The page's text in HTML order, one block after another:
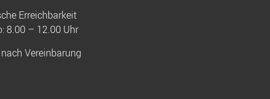
Erreichbarkeit
8.00 – 12.00 Uhr
Vereinbarung